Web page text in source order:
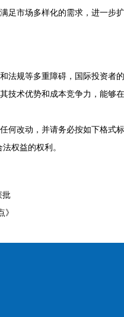
足市场多样化的需求，进一步扩
法规等多重障碍，国际投资者
技术优势和成本竞争力，能够
何改动，并请务必按如下格式
权益的权利。
批